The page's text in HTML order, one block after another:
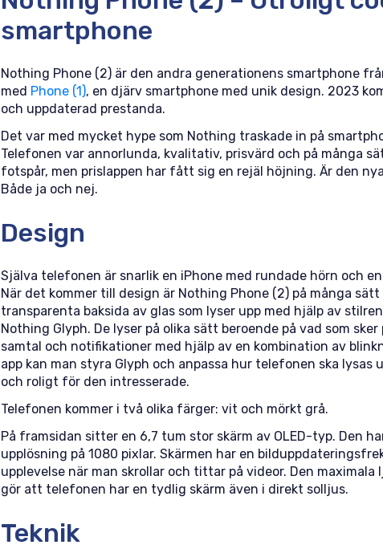
smartphone
Nothing Phone (2) är den andra generationens smartphone
med Phone (1), en djärv smartphone med unik design. 2023
och uppdaterad prestanda.
Det var med mycket hype som Nothing traskade in på
Telefonen var annorlunda, kvalitativ, prisvärd och på många
fotspår, men prislappen har fått sig en rejäl höjning. Är den
Både ja och nej.
Design
Själva telefonen är snarlik en iPhone med rundade hörn och
När det kommer till design är Nothing Phone (2) på många
transparenta baksida av glas som lyser upp med hjälp av
Nothing Glyph. De lyser på olika sätt beroende på vad som
samtal och notifikationer med hjälp av en kombination av
app kan man styra Glyph och anpassa hur telefonen ska lysas
och roligt för den intresserade.
Telefonen kommer i två olika färger: vit och mörkt grå.
På framsidan sitter en 6,7 tum stor skärm av OLED-typ. Den
upplösning på 1080 pixlar. Skärmen har en
upplevelse när man skrollar och tittar på videor. Den
gör att telefonen har en tydlig skärm även i direkt solljus.
Teknik